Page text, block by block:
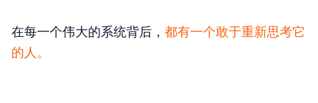
在每一个伟大的系统背后， 都有一个敢于重新思考它
的人。